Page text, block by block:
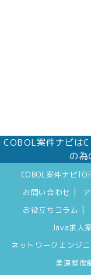
COBOL案件ナビは
の為
COBOL案件ナビ
お問い合わせ
お役立ちコラム
Java求人
ネットワークエンジ
柔道整復